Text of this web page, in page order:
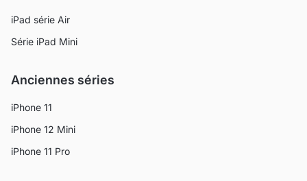
iPad série Air
Série iPad Mini
Anciennes séries
iPhone 11
iPhone 12 Mini
iPhone 11 Pro